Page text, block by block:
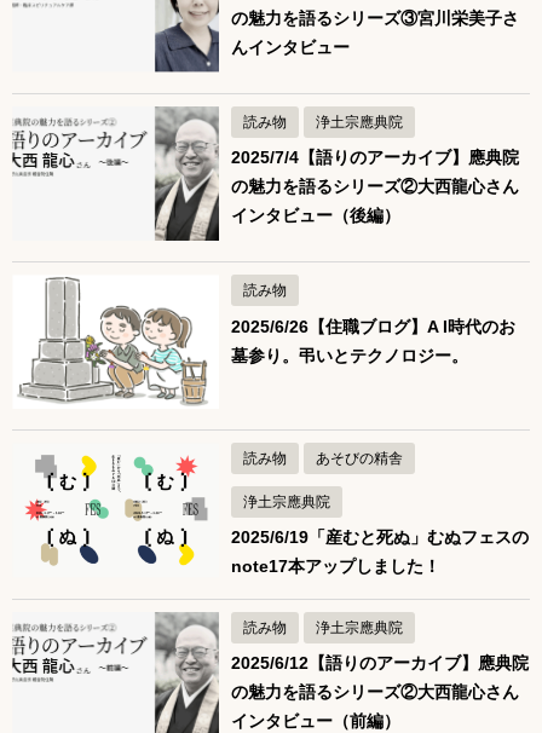
の魅力を語るシリーズ③宮川栄美子さ
んインタビュー
読み物 浄土宗應典院
2025/7/4【語りのアーカイブ】應典院
の魅力を語るシリーズ②大西龍心さん
インタビュー（後編）
読み物
2025/6/26【住職ブログ】A I時代のお
墓参り。弔いとテクノロジー。
読み物 あそびの精舎
浄土宗應典院
2025/6/19「産むと死ぬ」むぬフェスの
note17本アップしました！
読み物 浄土宗應典院
2025/6/12【語りのアーカイブ】應典院
の魅力を語るシリーズ②大西龍心さん
インタビュー（前編）